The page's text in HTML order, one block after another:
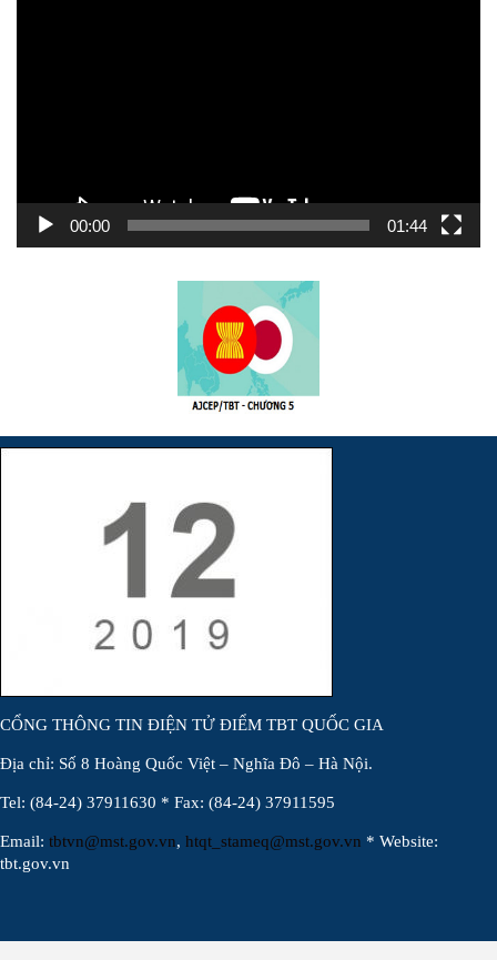
00:00 01:44
CỔNG THÔNG TIN ĐIỆN TỬ ĐIỂM TBT QUỐC GIA
Địa chỉ: Số 8 Hoàng Quốc Việt – Nghĩa Đô – Hà Nội.
Tel: (84-24) 37911630 * Fax: (84-24) 37911595
Email: tbtvn@mst.gov.vn, htqt_stameq@mst.gov.vn * Website:
tbt.gov.vn